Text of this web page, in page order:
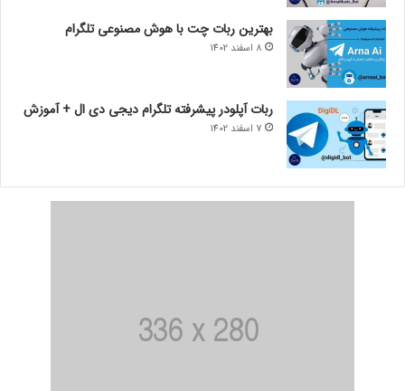
بهترین ربات چت با هوش مصنوعی تلگرام
8 اسفند 1402
ربات آپلودر پیشرفته تلگرام دیجی دی ال + آموزش
7 اسفند 1402